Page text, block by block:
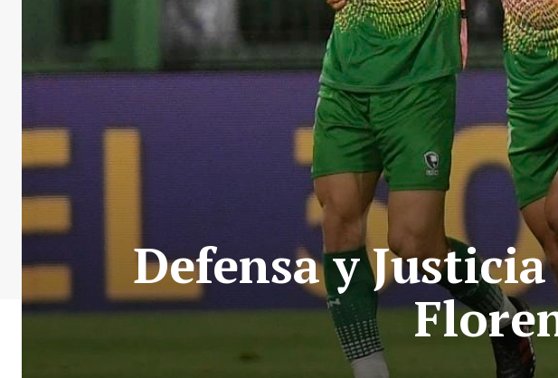
Defensa y